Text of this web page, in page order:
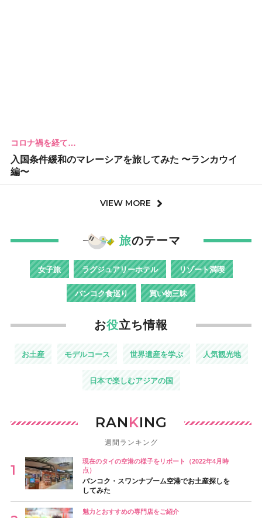
コロナ禍を経て…
入国条件緩和のマレーシアを旅してみた 〜ランカウイ
編〜
VIEW MORE
旅のテーマ
女子旅 ラグジュアリーホテル リゾート満喫
バンコク食巡り 買い物三昧
お役立ち情報
お土産 モデルコース 世界遺産を学ぶ 人気観光地
日本で楽しむアジアの国
RANKING
週間ランキング
現在のタイの空港の様子をリポート（2022年4月時
点）
バンコク・スワンナプーム空港でお土産探しを
してみた
魅力とおすすめの専門店をご紹介